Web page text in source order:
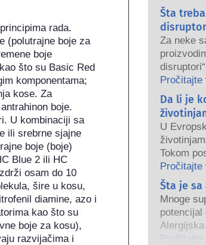
rada.
(polutrajne boje za
boje
što su Basic Red
komponentama;
kose. Za
boje.
U kombinaciji sa
ili srebrne sjajne
boje (boje)
Blue 2 ili HC
osam do 10
šire u kosu,
diamine, azo i
kao što su
boje za kosu),
razvijačima i
organi
Šta
Za neke
zato što
hormon
sistem.
malo
izazivaju
strane
su
pokrivaju
Pročitajte
Da li je
U
Tokom
što je
snagu,
ulagala u
u razvoju
Pročitajte
Šta je sa
Mnoge
potencijal
osobe
Pročitajte